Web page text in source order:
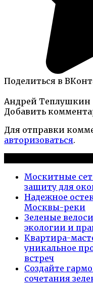
Поделиться в
Андрей Теплушкин
Добавить
Для отправки
авторизоваться.
Москитные
защиту для
Надежное
Москвы-реки
Зеленые
экологии и
Квартира-
уникальное
встреч
Создайте
сочетания